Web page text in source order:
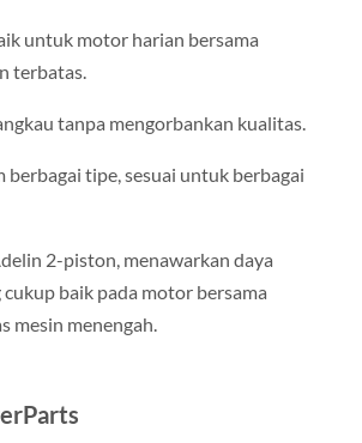
untuk motor harian bersama
terbatas.
tanpa mengorbankan kualitas.
berbagai tipe, sesuai untuk berbagai
2-piston, menawarkan daya
cukup baik pada motor bersama
mesin menengah.